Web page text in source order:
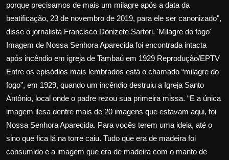
porque precisamos de mais um milagre após a data da
beatificação, 23 de novembro de 2019, para ele ser canonizado",
disse o jornalista Francisco Donizete Sartori. 'Milagre do fogo'
Imagem de Nossa Senhora Aparecida foi encontrada intacta
após incêndio em igreja de Tambaú em 1929 Reprodução/EPTV
Entre os episódios mais lembrados está o chamado “milagre do
fogo”, em 1929, quando um incêndio destruiu a Igreja Santo
Antônio, local onde o padre rezou sua primeira missa. “E a única
imagem ilesa dentre mais de 20 imagens que estavam aqui, foi
Nossa Senhora Aparecida. Para vocês terem uma ideia, até o
sino que fica lá na torre caiu. Tudo que era de madeira foi
consumido e a imagem que era de madeira com o manto de